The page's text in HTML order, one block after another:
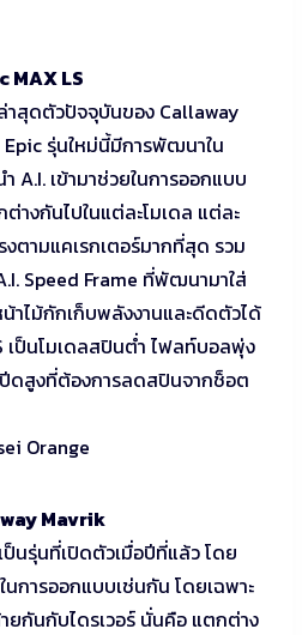
MAX LS
าสุดตัวปัจจุบันของ Callaway
รุ่นใหม่นี้มีการพัฒนาใน
A.I. เข้ามาช่วยในการออกแบบ
างกันไปในแต่ละโมเดล แต่ละ
ตามแคเรกเตอร์มากที่สุด รวม
Speed Frame ที่พัฒนามาใส่
าไม้กักเก็บพลังงานและดีดตัวได้
เป็นโมเดลสปินต่ำ ไฟลท์บอลพุ่ง
ดสูงที่ต้องการลดสปินจากช็อต
Orange
Mavrik
นรุ่นที่เปิดตัวเมื่อปีที่แล้ว โดย
นการออกแบบเช่นกัน โดยเฉพาะ
ยกันกับไดรเวอร์ นั่นคือ แตกต่าง